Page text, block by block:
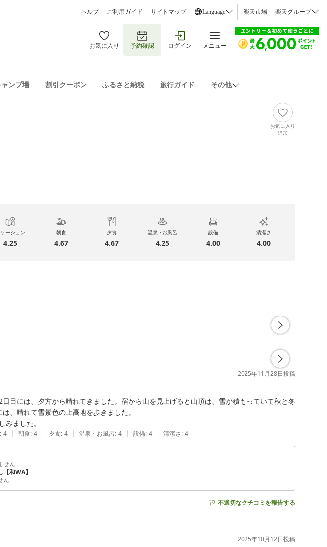
ヘルプ ご利用ガイド サイトマップ Language 楽天市場 楽天グループ
お気に入り 予約確認 ログイン メニュー
ャンプ場 割引クーポン ふるさと納税 旅行ガイド その他
お気に入り
追加
ケーション
4.25
朝食
4.67
夕食
4.67
温泉・お風呂
4.25
設備
4.00
清潔さ
4.00
2025年11月28日投稿
目には、夕方から晴れてきました。宿から山を見上げると山頂は、雪が積もっていて秋と冬
、晴れて雪景色の上高地を歩きました。
みました。
: 4 | 朝食: 4 | 夕食: 4 | 温泉・お風呂: 4 | 設備: 4 | 清潔さ: 4
せん
和WA】
ん
不適切なクチコミを報告する
2025年10月12日投稿